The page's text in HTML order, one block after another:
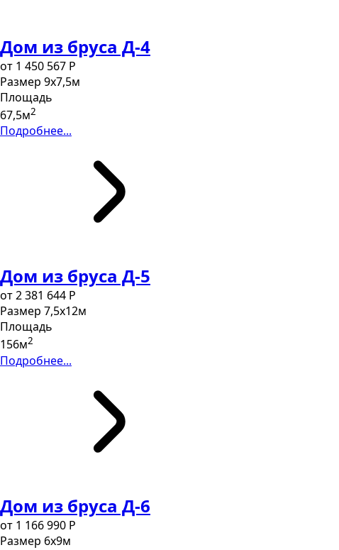
Дом из бруса Д-4
от 1 450 567 P
Размер 9х7,5м
Площадь
67,5м2
Подробнее...
Дом из бруса Д-5
от 2 381 644 P
Размер 7,5х12м
Площадь
156м2
Подробнее...
Дом из бруса Д-6
от 1 166 990 P
Размер 6х9м